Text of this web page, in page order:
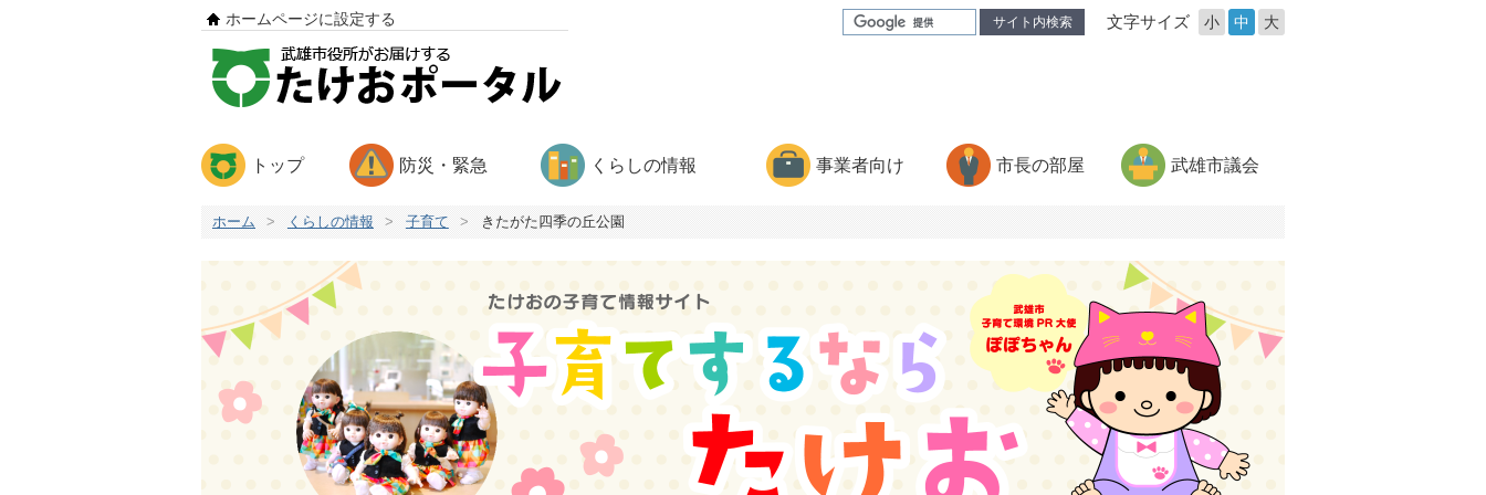
サイト内検索 文字サイズ 小 中 大
ホームページに設定する
トップ 防災・緊急 くらしの情報 事業者向け 市長の部屋 武雄市議会
ホーム > くらしの情報 > 子育て > きたがた四季の丘公園